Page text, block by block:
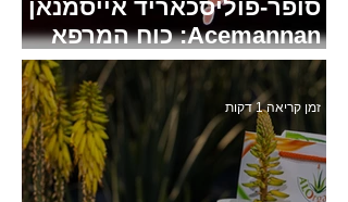
סופר-פוליסכאריד אייסמנאן
Acemannan: כוח המרפא
של אלוורה
זמן קריאה 1 דקות